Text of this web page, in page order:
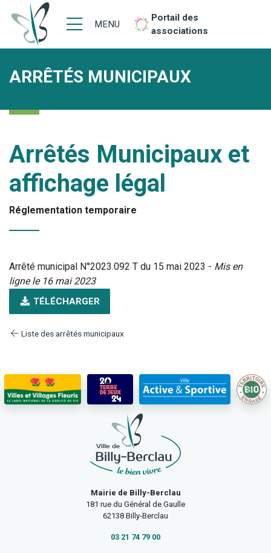
MENU
Portail des
associations
ARRÊTÉS MUNICIPAUX
Arrêtés Municipaux et
affichage légal
Réglementation temporaire
Arrêté municipal N°2023.092 T du 15 mai 2023 - Mis en
ligne le 16 mai 2023
TÉLÉCHARGER
Liste des arrêtés municipaux
Mairie de Billy-Berclau
181 rue du Général de Gaulle
62138 Billy-Berclau
03 21 74 79 00